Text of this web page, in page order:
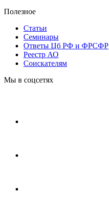
Полезное
Статьи
Cеминары
Ответы Цб РФ и ФРСФР
Реестр АО
Соискателям
Мы в соцсетях